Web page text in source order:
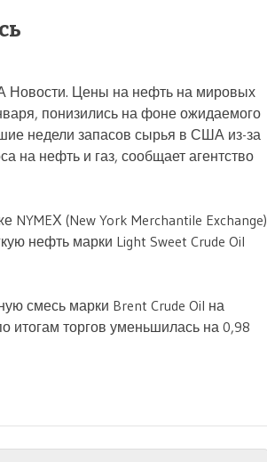
Цены на нефть на мировых
понизились на фоне ожидаемого
недели запасов сырья в США из-за
на нефть и газ, сообщает агентство
NYMEХ (New York Merchantile Exchange)
нефть марки Light Sweet Crude Oil
смесь марки Brent Crude Oil на
итогам торгов уменьшилась на 0,98